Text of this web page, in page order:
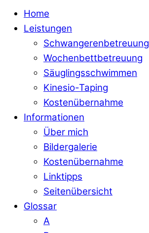
Home
Leistungen
Schwangerenbetreuung
Wochenbettbetreuung
Säuglingsschwimmen
Kinesio-Taping
Kostenübernahme
Informationen
Über mich
Bildergalerie
Kostenübernahme
Linktipps
Seitenübersicht
Glossar
A